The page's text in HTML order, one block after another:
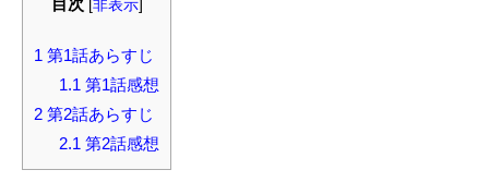
目次 [非表示]
1 第1話あらすじ
1.1 第1話感想
2 第2話あらすじ
2.1 第2話感想